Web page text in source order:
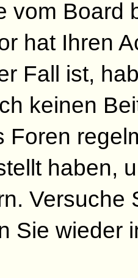
ist nicht
Grund
Sprache nicht
nicht in Ihre
Board-
Sprach-Datei
existiert,
schreiben.
der Website
am Ende